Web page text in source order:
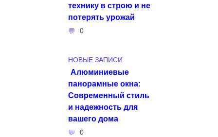
технику в строю и не
потерять урожай
0
НОВЫЕ ЗАПИСИ
Алюминиевые
панорамные окна:
Современный стиль
и надежность для
вашего дома
0